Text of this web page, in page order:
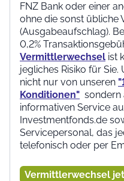
FNZ Bank oder einer
ohne die sonst übliche
(Ausgabeaufschlag).
0,2%
Vermittlerwechsel ist
jegliches Risiko für
nicht nur von unseren
Konditionen" sondern
informativen Service
Investmentfonds.de
Servicepersonal, das
telefonisch oder per
Vermittlerwechsel